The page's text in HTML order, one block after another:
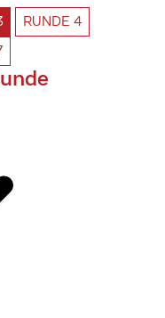
RUNDE 4